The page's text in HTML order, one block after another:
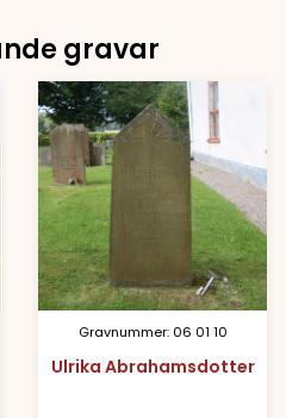
gravar
Gravnummer: 06 01 10
Ulrika Abrahamsdotter